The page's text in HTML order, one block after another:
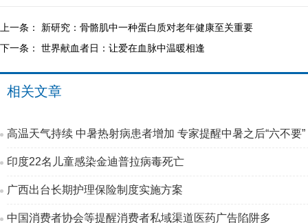
上一条： 新研究：骨骼肌中一种蛋白质对老年健康至关重要
下一条： 世界献血者日：让爱在血脉中温暖相逢
相关文章
高温天气持续 中暑热射病患者增加 专家提醒中暑之后“六不要”
印度22名儿童感染金迪普拉病毒死亡
广西出台长期护理保险制度实施方案
中国消费者协会等提醒消费者私域渠道医药广告陷阱多